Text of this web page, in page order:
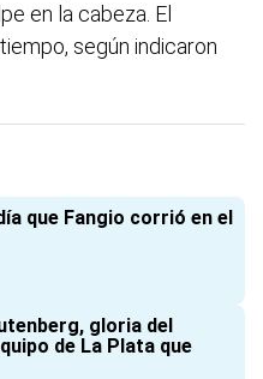
en la cabeza. El
según indicaron
que Fangio corrió en el
gloria del
de La Plata que